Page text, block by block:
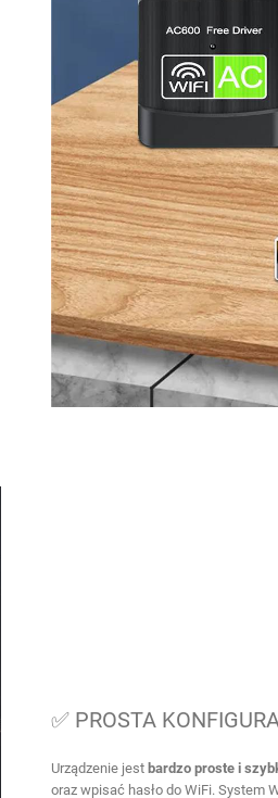
✅ PROSTA
Urządzenie jestbardzo proste i
oraz wpisać hasło do WiFi. System